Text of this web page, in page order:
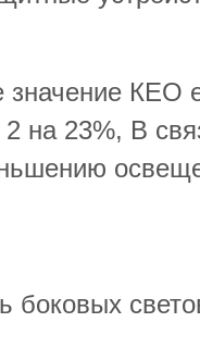
значение КЕО
на 23%, В
боковых